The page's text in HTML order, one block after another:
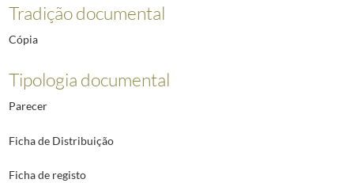
Tradição documental
Cópia
Tipologia documental
Parecer
Ficha de Distribuição
Ficha de registo